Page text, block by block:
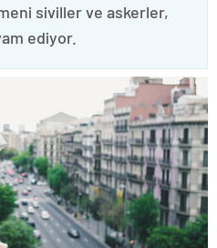
siviller ve askerler,
ediyor.